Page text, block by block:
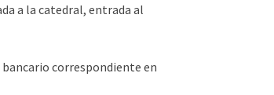
a la catedral, entrada al
correspondiente en